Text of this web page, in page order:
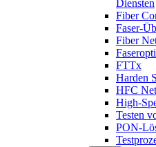
Diensten
Fiber
Faser-
Fiber
FTTx
Harden
HFC
High-
Testen
PON-